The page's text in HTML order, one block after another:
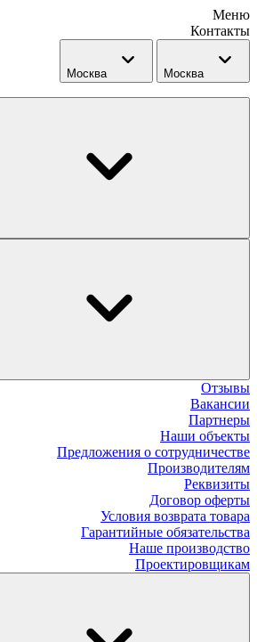
Меню
Контакты
Москва Москва
Отзывы
Вакансии
Партнеры
Наши объекты
Предложения о сотрудничестве
Производителям
Реквизиты
Договор оферты
Условия возврата товара
Гарантийные обязательства
Наше производство
Проектировщикам